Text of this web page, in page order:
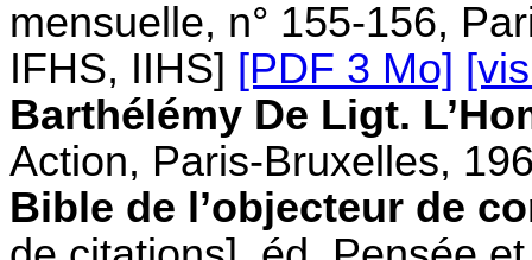
mensuelle, n° 155-156,
IFHS, IIHS] [PDF 3 Mo]
Barthélémy De Ligt.
Action, Paris-Bruxelles,
Bible de l’objecteur de